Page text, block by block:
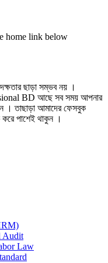
home link below
ছাড়া সম্ভব নয় ।
BD আছে সব সময় আপনার
। তাছাড়া আমাদের ফেসবুক
পাশেই থাকুন ।
Audit
Law